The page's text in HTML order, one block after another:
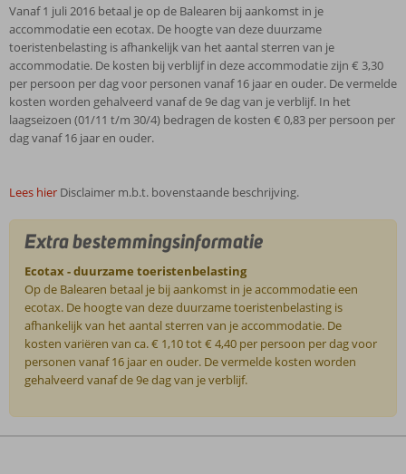
Vanaf 1 juli 2016 betaal je op de Balearen bij aankomst in je
accommodatie een ecotax. De hoogte van deze duurzame
toeristenbelasting is afhankelijk van het aantal sterren van je
accommodatie. De kosten bij verblijf in deze accommodatie zijn € 3,30
per persoon per dag voor personen vanaf 16 jaar en ouder. De vermelde
kosten worden gehalveerd vanaf de 9e dag van je verblijf. In het
laagseizoen (01/11 t/m 30/4) bedragen de kosten € 0,83 per persoon per
dag vanaf 16 jaar en ouder.
Lees hier Disclaimer m.b.t. bovenstaande beschrijving.
Extra bestemmingsinformatie
Ecotax - duurzame toeristenbelasting
Op de Balearen betaal je bij aankomst in je accommodatie een
ecotax. De hoogte van deze duurzame toeristenbelasting is
afhankelijk van het aantal sterren van je accommodatie. De
kosten variëren van ca. € 1,10 tot € 4,40 per persoon per dag voor
personen vanaf 16 jaar en ouder. De vermelde kosten worden
gehalveerd vanaf de 9e dag van je verblijf.